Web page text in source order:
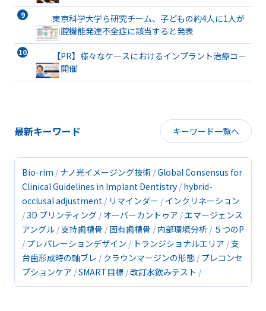
東京科学大学ら研究チーム、子どもの約4人に1人が
口腔機能発達不全症に該当すると発表
【PR】様々なケースにおけるインプラント治療コー
ス開催
最新キーワード キーワード一覧へ
Bio-rim ナノ光イメージング技術 Global Consensus for
Clinical Guidelines in Implant Dentistry hybrid-
occlusal adjustment
リマインダー
インクリネーション
3D プリンティング オーバーカントゥア エマージェンス
アングル 支持歯槽骨 固有歯槽骨 内部環境分析
５つのP
プレパレーションデザイン
トランジショナルエリア 支
台歯形成時の軸ブレ
クラウンマージンの形態 プレコンセ
プションケア SMART目標 改訂水飲みテスト